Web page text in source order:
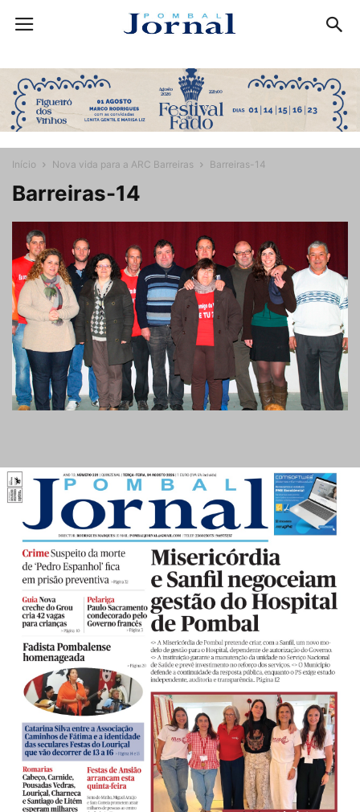
Início Nova vida para a ARC Barreiras Barreiras-14
Barreiras-14